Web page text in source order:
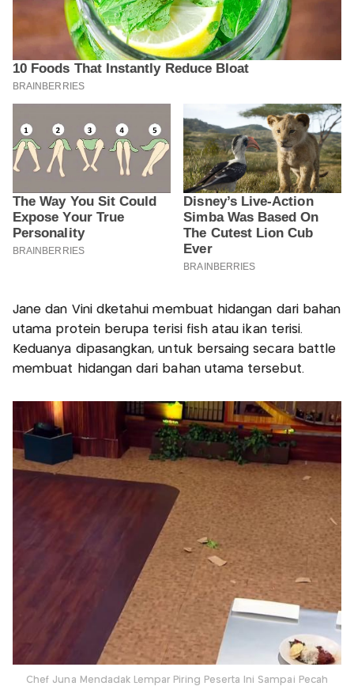
Jane dan Vini dketahui membuat hidangan dari bahan
utama protein berupa terisi fish atau ikan terisi.
Keduanya dipasangkan, untuk bersaing secara battle
membuat hidangan dari bahan utama tersebut.
Chef Juna Mendadak Lempar Piring Peserta Ini Sampai Pecah